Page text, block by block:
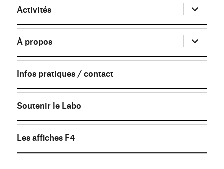
Activités ouvrir
le
sous-
menu
À propos
ouvrir
le
sous-
menu
Infos pratiques / contact
Soutenir le Labo
Les affiches F4